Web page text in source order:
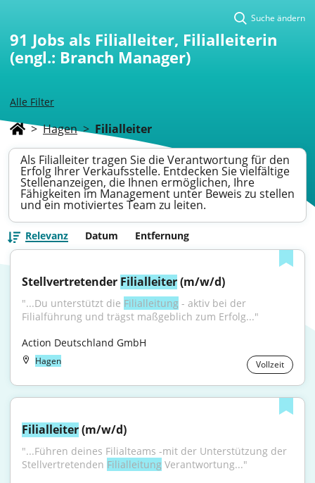
Alle Filter
Suche ändern
91 Jobs als Filialleiter, Filialleiterin
(engl.: Branch Manager)
> Hagen > Filialleiter
Als Filialleiter tragen Sie die Verantwortung für den
Erfolg Ihrer Verkaufsstelle. Entdecken Sie vielfältige
Stellenanzeigen, die Ihnen ermöglichen, Ihre
Fähigkeiten im Management unter Beweis zu stellen
und ein motiviertes Team zu leiten.
Relevanz Datum Entfernung
Stellvertretender Filialleiter (m/w/d)
"...Du unterstützt die Filialleitung - aktiv bei der
Filialführung und trägst maßgeblich zum Erfolg..."
Action Deutschland GmbH
Hagen Vollzeit
Filialleiter (m/w/d)
"...Führen deines Filialteams -mit der Unterstützung der
Stellvertretenden Filialleitung Verantwortung..."